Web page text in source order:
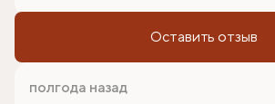
Оставить отзыв
полгода назад